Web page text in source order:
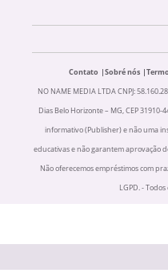
Contato Sobré nós
NO NAME MEDIA LTDA CNPJ:
Dias Belo Horizonte – MG, CEP
informativo (Publisher) e não uma
educativas e não garantem aprovação
Não oferecemos empréstimos com
LGPD. -